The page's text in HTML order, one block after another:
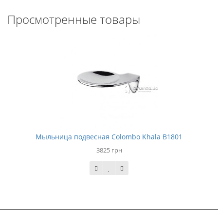
Просмотренные товары
Мыльница подвесная Colombo Khala B1801
3825 грн